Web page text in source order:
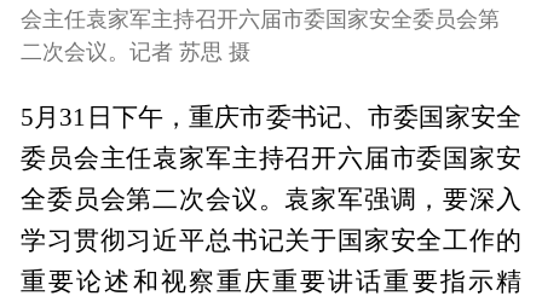
会主任袁家军主持召开六届市委国家安全委员会第
二次会议。记者 苏思 摄
5月31日下午，重庆市委书记、市委国家安全
委员会主任袁家军主持召开六届市委国家安
全委员会第二次会议。袁家军强调，要深入
学习贯彻习近平总书记关于国家安全工作的
重要论述和视察重庆重要讲话重要指示精